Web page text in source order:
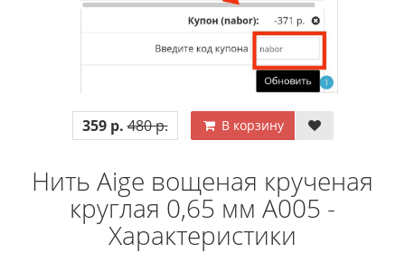
359 р. 480 р. В корзину
Нить Aige вощеная крученая
круглая 0,65 мм A005 -
Характеристики